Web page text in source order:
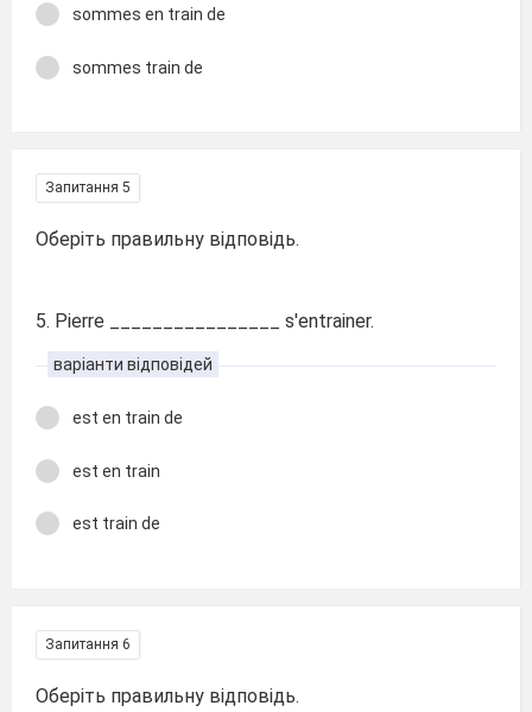
sommes en train de
sommes train de
Запитання 5
Оберіть правильну відповідь.
5. Pierre ________________ s'entrainer.
варіанти відповідей
est en train de
est en train
est train de
Запитання 6
Оберіть правильну відповідь.